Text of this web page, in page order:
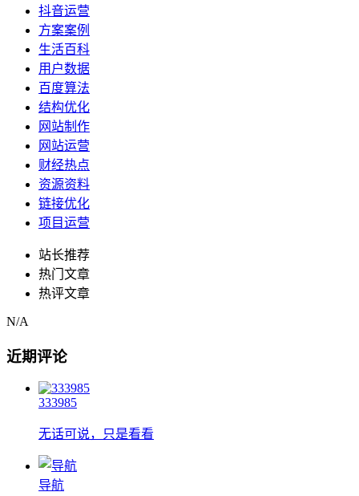
抖音运营
方案案例
生活百科
用户数据
百度算法
结构优化
网站制作
网站运营
财经热点
资源资料
链接优化
项目运营
站长推荐
热门文章
热评文章
N/A
近期评论
333985
无话可说，只是看看
导航